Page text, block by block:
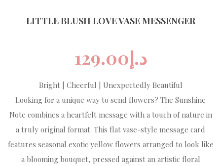
LITTLE BLUSH LOVE VASE MESSENGER
د.إ129.00
Bright | Cheerful | Unexpectedly Beautiful
Looking for a unique way to send flowers? The Sunshine
Note combines a heartfelt message with a touch of nature in
a truly original format. This flat vase-style message card
features seasonal exotic yellow flowers arranged to look like
a blooming bouquet, pressed against an artistic floral